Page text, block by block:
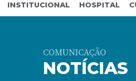
INSTITUCIONAL HOSPITAL
COMUNICAÇÃO
NOTÍCIAS